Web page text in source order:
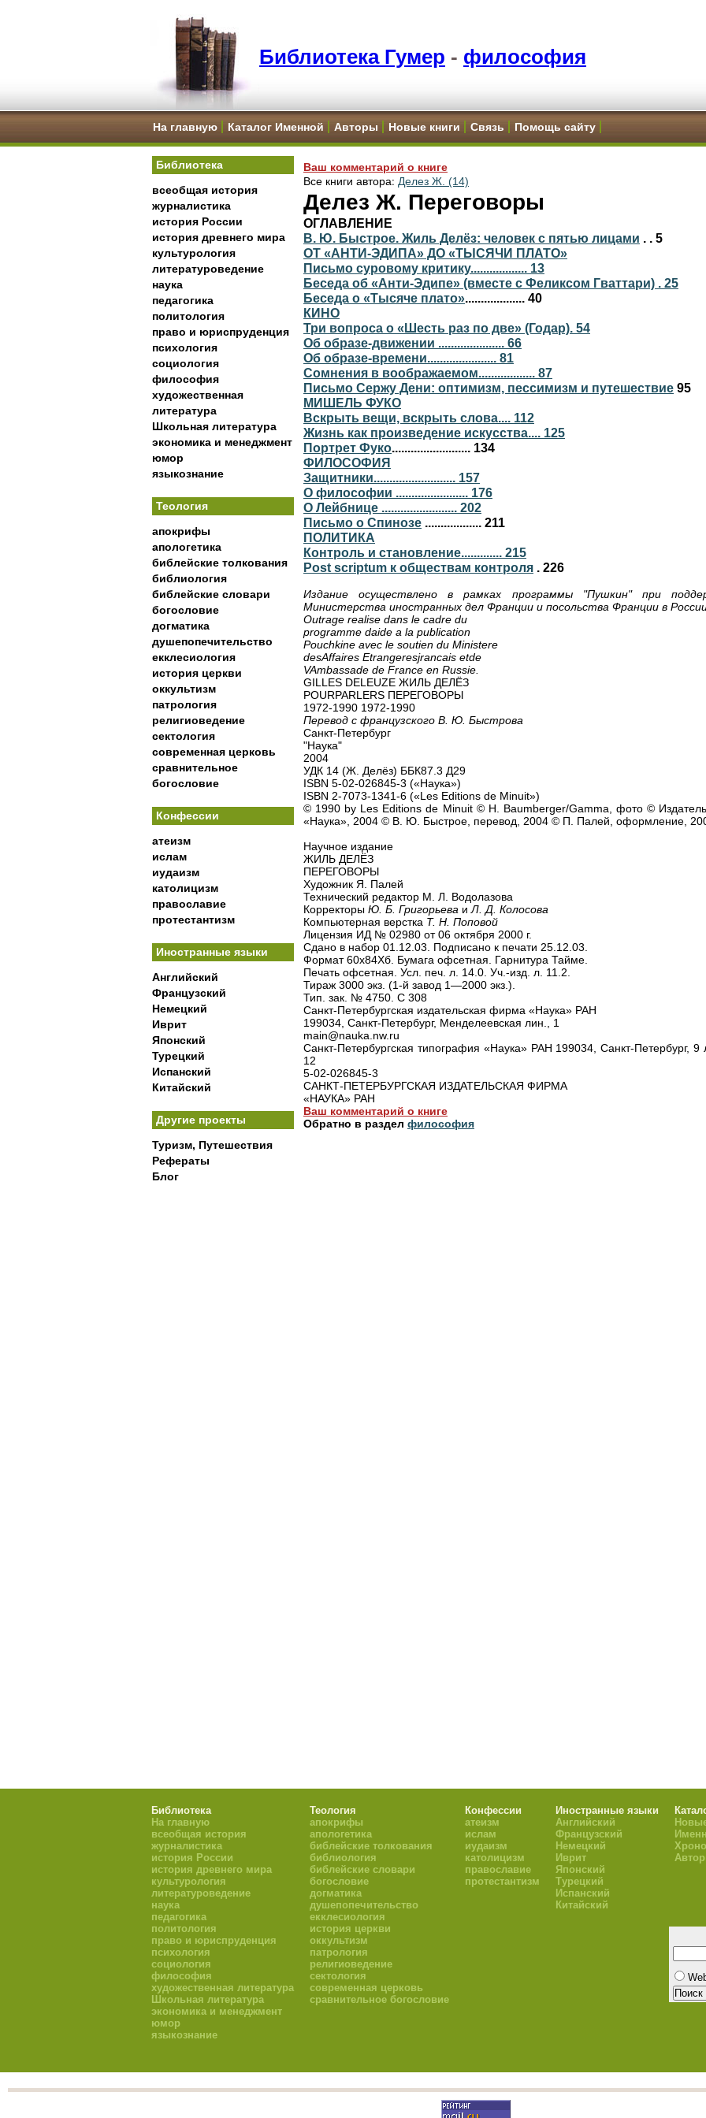
Библиотека Гумер - философия
На главную Каталог Именной Авторы Новые книги Связь Помощь сайту
Библиотека
всеобщая история
журналистика
история России
история древнего мира
культурология
литературоведение
наука
педагогика
политология
право и юриспруденция
психология
социология
философия
художественная
литература
Школьная литература
экономика и менеджмент
юмор
языкознание
Теология
апокрифы
апологетика
библейские толкования
библиология
библейские словари
богословие
догматика
душепопечительство
екклесиология
история церкви
оккультизм
патрология
религиоведение
сектология
современная церковь
сравнительное
богословие
Конфессии
атеизм
ислам
иудаизм
католицизм
православие
протестантизм
Иностранные языки
Английский
Французский
Немецкий
Иврит
Японский
Турецкий
Испанский
Китайский
Другие проекты
Туризм, Путешествия
Рефераты
Блог
Ваш комментарий о книге
Все книги автора: Делез Ж. (14)
Делез Ж. Переговоры
ОГЛАВЛЕНИЕ
В. Ю. Быстрое. Жиль Делёз: человек с пятью лицами . . 5
ОТ «АНТИ-ЭДИПА» ДО «ТЫСЯЧИ ПЛАТО»
Письмо суровому критику.................. 13
Беседа об «Анти-Эдипе» (вместе с Феликсом Гваттари) . 25
Беседа о «Тысяче плато»................... 40
КИНО
Три вопроса о «Шесть раз по две» (Годар). 54
Об образе-движении ..................... 66
Об образе-времени...................... 81
Сомнения в воображаемом.................. 87
Письмо Сержу Дени: оптимизм, пессимизм и путешествие 95
МИШЕЛЬ ФУКО
Вскрыть вещи, вскрыть слова.... 112
Жизнь как произведение искусства.... 125
Портрет Фуко......................... 134
ФИЛОСОФИЯ
Защитники.......................... 157
О философии ....................... 176
О Лейбнице ........................ 202
Письмо о Спинозе .................. 211
ПОЛИТИКА
Контроль и становление............. 215
Post scriptum к обществам контроля . 226
Издание осуществлено в рамках программы "Пушкин" при
Министерства иностранных дел Франции и посольства Франции в
Outrage realise dans le cadre du
programme daide a la publication
Pouchkine avec le soutien du Ministere
desAffaires Etrangeresjrancais etde
VAmbassade de France en Russie.
GILLES DELEUZE ЖИЛЬ ДЕЛЁЗ
POURPARLERS ПЕРЕГОВОРЫ
1972-1990 1972-1990
Перевод с французского В. Ю. Быстрова
Санкт-Петербург
"Наука"
2004
УДК 14 (Ж. Делёз) ББК87.3 Д29
ISBN 5-02-026845-3 («Наука»)
ISBN 2-7073-1341-6 («Les Editions de Minuit»)
© 1990 by Les Editions de Minuit © H. Baumberger/Gamma, фото ©
«Наука», 2004 © В. Ю. Быстрое, перевод, 2004 © П. Палей, оформление,
Научное издание
ЖИЛЬ ДЕЛЁЗ
ПЕРЕГОВОРЫ
Художник Я. Палей
Технический редактор М. Л. Водолазова
Корректоры Ю. Б. Григорьева и Л. Д. Колосова
Компьютерная верстка Т. Н. Поповой
Лицензия ИД № 02980 от 06 октября 2000 г.
Сдано в набор 01.12.03. Подписано к печати 25.12.03.
Формат 60х84Хб. Бумага офсетная. Гарнитура Тайме.
Печать офсетная. Усл. печ. л. 14.0. Уч.-изд. л. 11.2.
Тираж 3000 экз. (1-й завод 1—2000 экз.).
Тип. зак. № 4750. С 308
Санкт-Петербургская издательская фирма «Наука» РАН
199034, Санкт-Петербург, Менделеевская лин., 1
main@nauka.nw.ru
Санкт-Петербургская типография «Наука» РАН 199034, Санкт-Петербург, 9
12
5-02-026845-3
САНКТ-ПЕТЕРБУРГСКАЯ ИЗДАТЕЛЬСКАЯ ФИРМА
«НАУКА» РАН
Ваш комментарий о книге
Обратно в раздел философия
Библиотека
На главную
всеобщая история
журналистика
история России
история древнего мира
культурология
литературоведение
наука
педагогика
политология
право и юриспруденция
психология
социология
философия
художественная литература
Школьная литература
экономика и менеджмент
юмор
языкознание
Теология
апокрифы
апологетика
библейские толкования
библиология
библейские словари
богословие
догматика
душепопечительство
екклесиология
история церкви
оккультизм
патрология
религиоведение
сектология
современная церковь
сравнительное богословие
Конфессии
атеизм
ислам
иудаизм
католицизм
православие
протестантизм
Иностранные языки
Английский
Французский
Немецкий
Иврит
Японский
Турецкий
Испанский
Китайский